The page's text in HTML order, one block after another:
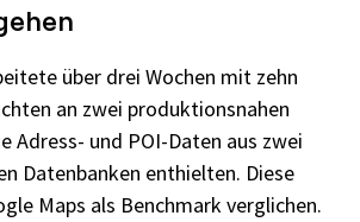
über drei Wochen mit zehn
an zwei produktionsnahen
Adress- und POI-Daten aus zwei
Datenbanken enthielten. Diese
Maps als Benchmark verglichen.